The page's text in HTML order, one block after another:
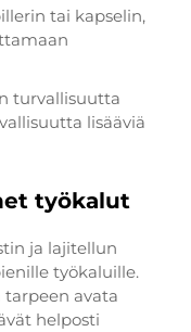
tai kapselin,
turvallisuutta
lisääviä
työkalut
ja lajitellun
työkaluille.
tarpeen avata
helposti